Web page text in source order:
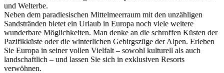
und Welterbe.
Neben dem paradiesischen Mittelmeerraum mit den unzähligen
Sandstränden bietet ein Urlaub in Europa noch viele weitere
wunderbare Möglichkeiten. Man denke an die schroffen Küsten der
Pazifikküste oder die winterlichen Gebirgszüge der Alpen. Erleben
Sie Europa in seiner vollen Vielfalt – sowohl kulturell als auch
landschaftlich – und lassen Sie sich in exklusiven Resorts
verwöhnen.